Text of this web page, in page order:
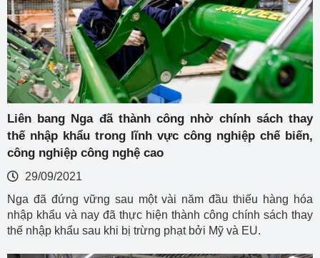
Liên bang Nga đã thành công nhờ chính sách thay
thế nhập khẩu trong lĩnh vực công nghiệp chế biến,
công nghiệp công nghệ cao
29/09/2021
Nga đã đứng vững sau một vài năm đầu thiếu hàng hóa
nhập khẩu và nay đã thực hiện thành công chính sách thay
thế nhập khẩu sau khi bị trừng phạt bởi Mỹ và EU.